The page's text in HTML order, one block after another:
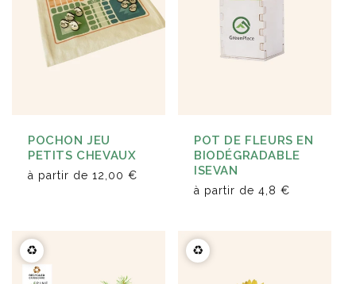
POCHON JEU
PETITS CHEVAUX
à partir de 12,00 €
POT DE FLEURS EN
BIODÉGRADABLE
ISEVAN
à partir de 4,8 €
♻️ ♻️